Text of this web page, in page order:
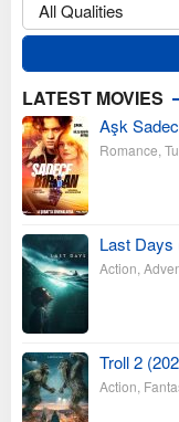
LATEST MOVIES
Aşk
Romance
Last
Action
Troll 2
Action